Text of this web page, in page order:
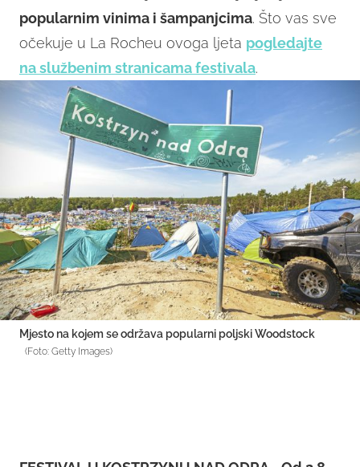
popularnim vinima i šampanjcima. Što vas sve
očekuje u La Rocheu ovoga ljeta pogledajte
na službenim stranicama festivala.
Mjesto na kojem se održava popularni poljski Woodstock
(Foto: Getty Images)